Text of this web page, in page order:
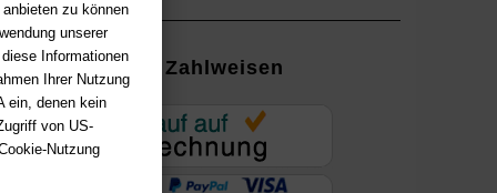
zu können
unserer
Informationen
Ihrer Nutzung
ein, denen kein
von US-
Nutzung
mit
Zahlweisen